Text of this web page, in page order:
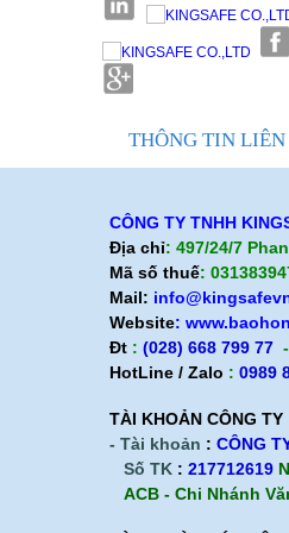
Khẩu trang 3M 9001
Khẩu trang 3M 9914
Khẩu trang 3M 8822
Khẩu trang chống bụi 3M
Một số thông tin của
tự rút tự thu dài 30m
Một số thông tin về
rút tự thu dài 20m
hãm an toàn tự rút tự
Một vài thông tin về
rút tự thu dài 10m
THÔNG TIN LIÊN
CÔNG TY TNHH
Địa chỉ: 497/24/7
Mã số thuế:
Mail:
Website:
Đt : (028) 668 799 77
HotLine / Zalo : 0989
TÀI KHOẢN CÔNG TY
- Tài khoản : CÔNG
Số TK : 217712619
ACB - Chi Nhánh